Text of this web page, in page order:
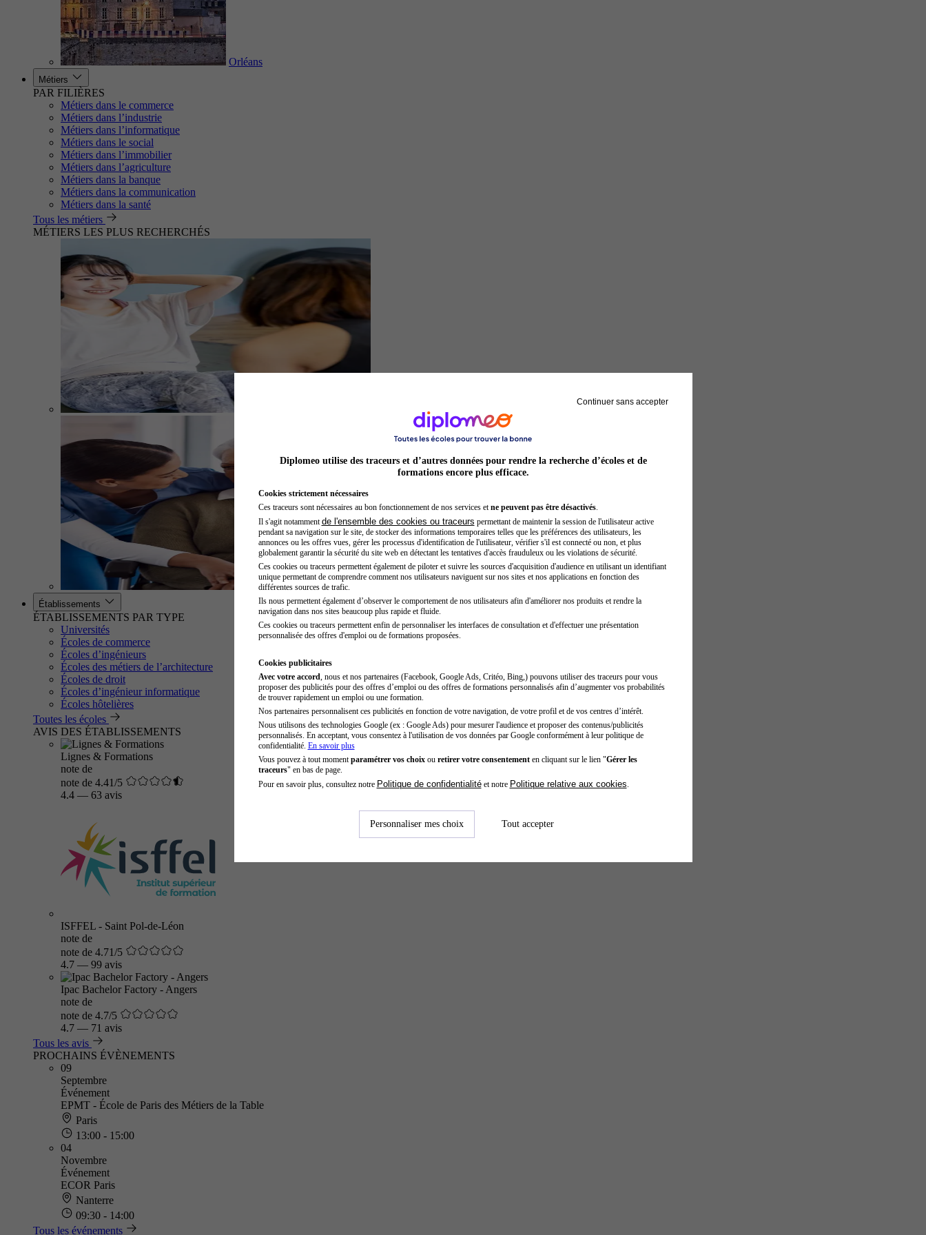
Orléans
Métiers
PAR FILIÈRES
Métiers dans le commerce
Métiers dans l’industrie
Métiers dans l’informatique
Métiers dans le social
Métiers dans l’immobilier
Métiers dans l’agriculture
Métiers dans la banque
Métiers dans la communication
Métiers dans la santé
Tous les métiers
MÉTIERS LES PLUS RECHERCHÉS
Préparateur physique
Établissements
ÉTABLISSEMENTS PAR TYPE
Universités
Écoles de commerce
Écoles d’ingénieurs
Écoles des métiers de l’architecture
Écoles de droit
Écoles d’ingénieur informatique
Écoles hôtelières
Toutes les écoles
AVIS DES ÉTABLISSEMENTS
Lignes & Formations
note de
note de 4.41/5
4.4 — 63 avis
ISFFEL - Saint Pol-de-Léon
note de
note de 4.71/5
4.7 — 99 avis
Ipac Bachelor Factory - Angers
note de
note de 4.7/5
4.7 — 71 avis
Tous les avis
PROCHAINS ÉVÈNEMENTS
09
Septembre
Événement
EPMT - École de Paris des Métiers de la Table
Paris
13:00 - 15:00
04
Novembre
Événement
ECOR Paris
Nanterre
09:30 - 14:00
Tous les événements
Continuer sans accepter
Diplomeo utilise des traceurs et d’autres données pour rendre la recherche d’écoles et de
formations encore plus efficace.
Cookies strictement nécessaires
Ces traceurs sont nécessaires au bon fonctionnement de nos services et ne peuvent pas être désactivés.
Il s'agit notamment de l'ensemble des cookies ou traceurs permettant de maintenir la session de l'utilisateur active
pendant sa navigation sur le site, de stocker des informations temporaires telles que les préférences des utilisateurs, les
annonces ou les offres vues, gérer les processus d'identification de l'utilisateur, vérifier s'il est connecté ou non, et plus
globalement garantir la sécurité du site web en détectant les tentatives d'accès frauduleux ou les violations de sécurité.
Ces cookies ou traceurs permettent également de piloter et suivre les sources d'acquisition d'audience en utilisant un identifiant
unique permettant de comprendre comment nos utilisateurs naviguent sur nos sites et nos applications en fonction des
différentes sources de trafic.
Ils nous permettent également d’observer le comportement de nos utilisateurs afin d'améliorer nos produits et rendre la
navigation dans nos sites beaucoup plus rapide et fluide.
Ces cookies ou traceurs permettent enfin de personnaliser les interfaces de consultation et d'effectuer une présentation
personnalisée des offres d'emploi ou de formations proposées.
Cookies publicitaires
Avec votre accord , nous et nos partenaires (Facebook, Google Ads, Critéo, Bing,) pouvons utiliser des traceurs pour vous
proposer des publicités pour des offres d’emploi ou des offres de formations personnalisés afin d’augmenter vos probabilités
de trouver rapidement un emploi ou une formation.
Nos partenaires personnalisent ces publicités en fonction de votre navigation, de votre profil et de vos centres d’intérêt.
Nous utilisons des technologies Google (ex : Google Ads) pour mesurer l'audience et proposer des contenus/publicités
personnalisés. En acceptant, vous consentez à l'utilisation de vos données par Google conformément à leur politique de
confidentialité. En savoir plus
Vous pouvez à tout moment paramétrer vos choixou retirer votre consentementen cliquant sur le lien "Gérer les
traceurs" en bas de page.
Pour en savoir plus, consultez notre Politique de confidentialitéet notre Politique relative aux cookies
Personnaliser mes choix Tout accepter